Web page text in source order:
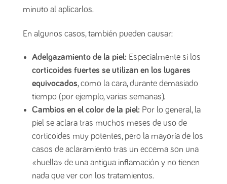
minuto al aplicarlos.
En algunos casos, también pueden causar:
Adelgazamiento de la piel: Especialmente si los
corticoides fuertes se utilizan en los lugares
equivocados, como la cara, durante demasiado
tiempo (por ejemplo, varias semanas).
Cambios en el color de la piel: Por lo general, la
piel se aclara tras muchos meses de uso de
corticoides muy potentes, pero la mayoría de los
casos de aclaramiento tras un eccema son una
«huella» de una antigua inflamación y no tienen
nada que ver con los tratamientos.